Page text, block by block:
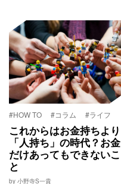
#HOW TO #コラム #ライフ
これからはお金持ちより
「人持ち」の時代？お金
だけあってもできないこ
と
by 小野寺S一貴